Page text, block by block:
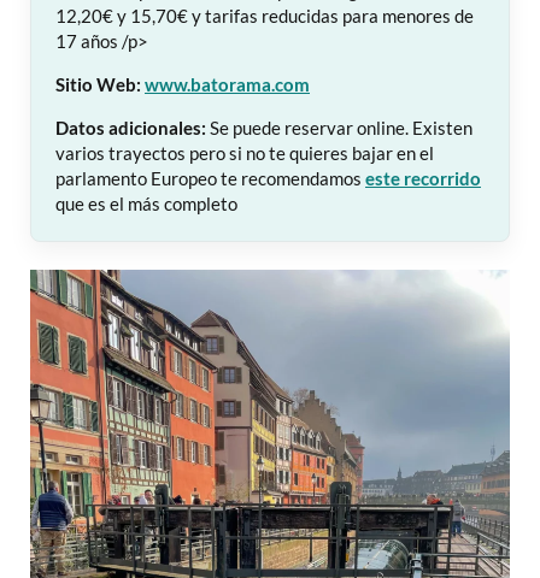
12,20€ y 15,70€ y tarifas reducidas para menores de
17 años /p>
Sitio Web: www.batorama.com
Datos adicionales: Se puede reservar online. Existen
varios trayectos pero si no te quieres bajar en el
parlamento Europeo te recomendamos este recorrido
que es el más completo